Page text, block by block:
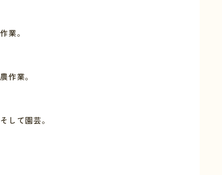
作業。
農作業。
そして園芸。